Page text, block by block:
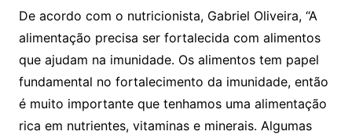
De acordo com o nutricionista, Gabriel Oliveira, “A
alimentação precisa ser fortalecida com alimentos
que ajudam na imunidade. Os alimentos tem papel
fundamental no fortalecimento da imunidade, então
é muito importante que tenhamos uma alimentação
rica em nutrientes, vitaminas e minerais. Algumas